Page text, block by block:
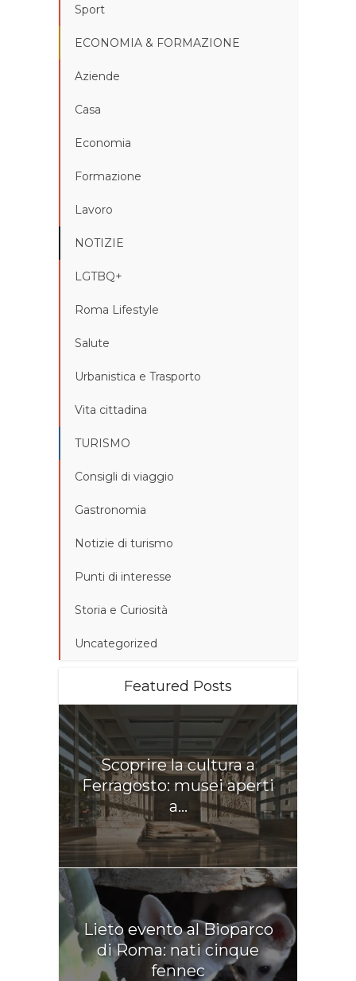
Sport
ECONOMIA & FORMAZIONE
Aziende
Casa
Economia
Formazione
Lavoro
NOTIZIE
LGTBQ+
Roma Lifestyle
Salute
Urbanistica e Trasporto
Vita cittadina
TURISMO
Consigli di viaggio
Gastronomia
Notizie di turismo
Punti di interesse
Storia e Curiosità
Uncategorized
Featured Posts
Scoprire la cultura a
Ferragosto: musei aperti
a...
Lieto evento al Bioparco
di Roma: nati cinque
fennec